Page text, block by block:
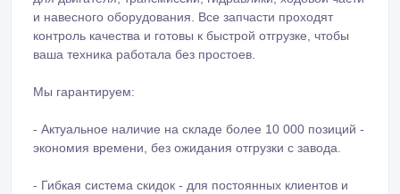
и навесного оборудования. Все запчасти проходят
контроль качества и готовы к быстрой отгрузке, чтобы
ваша техника работала без простоев.
Мы гарантируем:
- Актуальное наличие на складе более 10 000 позиций -
экономия времени, без ожидания отгрузки с завода.
- Гибкая система скидок - для постоянных клиентов и